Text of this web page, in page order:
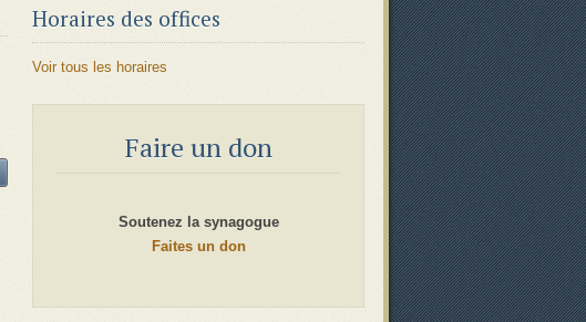
Horaires des offices
Voir tous les horaires
Faire un don
Soutenez la synagogue
Faites un don